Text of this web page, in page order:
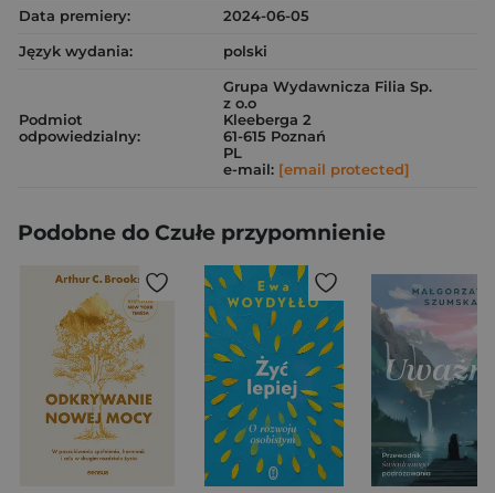
Data premiery:
2024-06-05
Język wydania:
polski
Podmiot
odpowiedzialny:
Grupa Wydawnicza Filia Sp.
z o.o
Kleeberga 2
61-615 Poznań
PL
e-mail: [email protected]
Podobne do Czułe przypomnienie